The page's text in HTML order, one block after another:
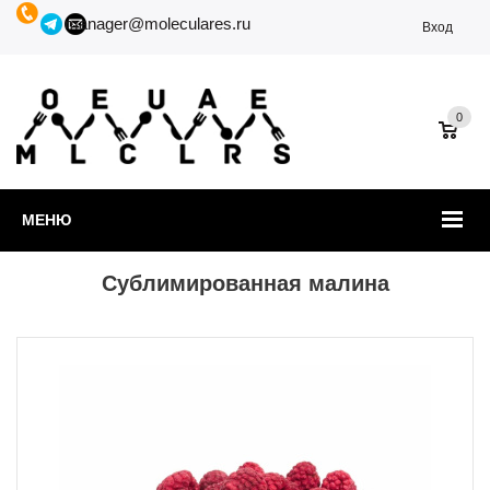
manager@moleculares.ru Вход
МЕНЮ
0
Сублимированная малина